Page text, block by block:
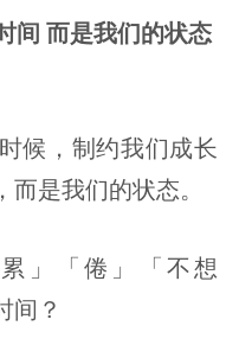
间 而是我们的状态
候，制约我们成长
是我们的状态。
」「倦」「不想
间？